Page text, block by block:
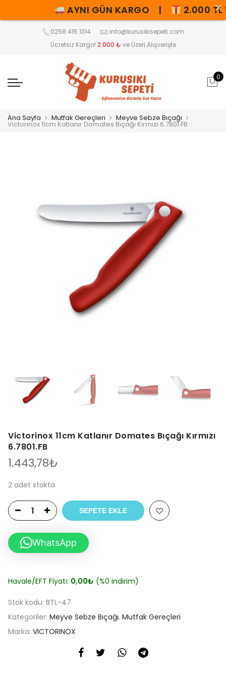
0258 415 1314
info@kurusikisepeti.com
Ücretsiz Kargo! 2.000 ₺ ve Üzeri Alışverişte
0
Ana Sayfa Mutfak Gereçleri Meyve Sebze Bıçağı
Victorinox 11cm Katlanır Domates Bıçağı Kırmızı 6.7801.FB
Victorinox 11cm Katlanır Domates Bıçağı Kırmızı
6.7801.FB
1.443,78₺
2 adet stokta
SEPETE EKLE
WhatsApp
Havale/EFT Fiyatı: 0,00₺ (%0 indirim)
Stok kodu: BTL-47
Kategoriler: Meyve Sebze Bıçağı, Mutfak Gereçleri
Marka: VICTORINOX
AYNI GÜN KARGO | 2.000 TL